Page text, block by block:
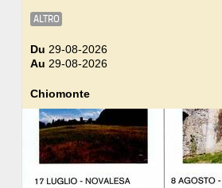
ALTRO
Du 29-08-2026
Au 29-08-2026
Chiomonte